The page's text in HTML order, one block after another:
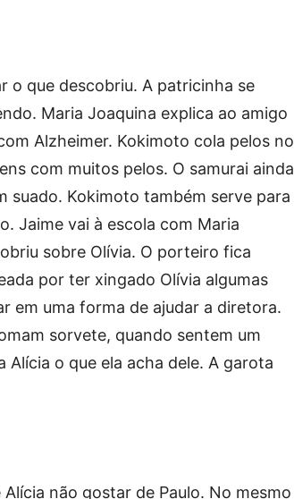
o que descobriu. A patricinha se
Maria Joaquina explica ao amigo
Alzheimer. Kokimoto cola pelos no
com muitos pelos. O samurai ainda
suado. Kokimoto também serve para
Jaime vai à escola com Maria
sobre Olívia. O porteiro fica
por ter xingado Olívia algumas
em uma forma de ajudar a diretora.
sorvete, quando sentem um
o que ela acha dele. A garota
não gostar de Paulo. No mesmo